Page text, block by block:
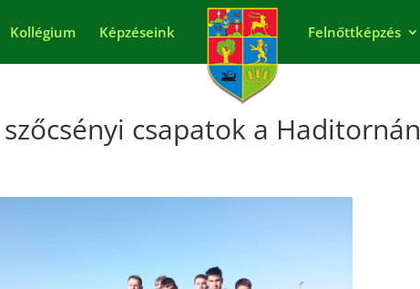
Kollégium Képzéseink Felnőttképzés
csapatok a Haditornán